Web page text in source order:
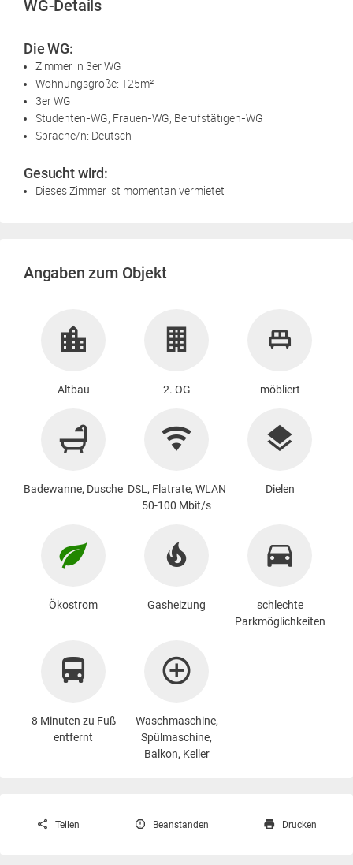
WG-Details
Die WG:
Zimmer in 3er WG
Wohnungsgröße: 125m²
3er WG
Studenten-WG, Frauen-WG, Berufstätigen-WG
Sprache/n: Deutsch
Gesucht wird:
Dieses Zimmer ist momentan vermietet
Angaben zum Objekt
Altbau 2. OG möbliert
Badewanne, Dusche DSL, Flatrate, WLAN
50-100 Mbit/s
Dielen
Ökostrom Gasheizung
schlechte
Parkmöglichkeiten
8 Minuten zu Fuß
entfernt
Waschmaschine,
Spülmaschine,
Balkon, Keller
Teilen Beanstanden Drucken